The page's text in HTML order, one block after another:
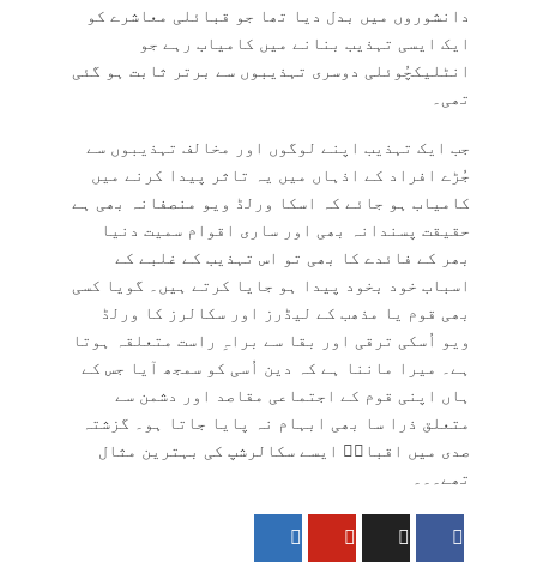
دانشوروں میں بدل دیا تھا جو قبائلی معاشرے کو
ایک ایسی تہذیب بنانے میں کامیاب رہے جو
انٹلیکچُوئلی دوسری تہذیبوں سے برتر ثابت ہو گئی
تھی۔
جب ایک تہذیب اپنے لوگوں اور مخالف تہذیبوں سے
جُڑے افراد کے اذہاں میں یہ تاثر پیدا کرنے میں
کامیاب ہو جائے کہ اسکا ورلڈ ویو منصفانہ بھی ہے
حقیقت پسندانہ بھی اور ساری اقوام سمیت دنیا
بھر کے فائدے کا بھی تو اس تہذیب کے غلبے کے
اسباب خود بخود پیدا ہو جایا کرتے ہیں۔ گویا کسی
بھی قوم یا مذھب کے لیڈرز اور سکالرز کا ورلڈ
ویو اُسکی ترقی اور بقا سے براہِ راست متعلقہ ہوتا
ہے۔ میرا ماننا ہے کہ دین اُسی کو سمجھ آیا جس کے
ہاں اپنی قوم کے اجتماعی مقاصد اور دشمن سے
متعلق ذرا سا بھی ابہام نہ پایا جاتا ہو۔ گزشتہ
صدی میں اقبالؒ ایسے سکالرشپ کی بہترین مثال
تھے۔۔۔